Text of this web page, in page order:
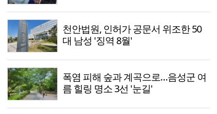
천안법원, 인허가 공문서 위조한 50
대 남성 '징역 8월'
폭염 피해 숲과 계곡으로…음성군 여
름 힐링 명소 3선 '눈길'